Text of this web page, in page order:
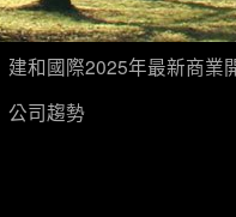
建和國際2025年最新商業
公司趨勢